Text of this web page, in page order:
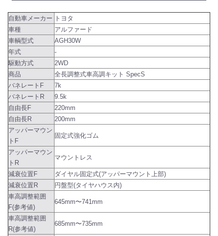
自動車メーカー トヨタ
車種
アルファード
車輌型式
AGH30W
年式
-
駆動方式
2WD
商品
全長調整式車高調キット SpecS
バネレートF
7k
バネレートR
9.5k
自由長F
220mm
自由長R
200mm
アッパーマウン
トF
固定式強化ゴム
アッパーマウン
トR
マウントレス
減衰位置F
ダイヤル固定式(アッパーマウント上部)
減衰位置R
円盤型(タイヤハウス内)
車高調整範囲
F(参考値)
645mm〜741mm
車高調整範囲
R(参考値)
685mm〜735mm